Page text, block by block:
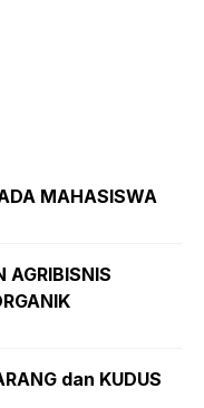
MAHASISWA
AGRIBISNIS
dan KUDUS